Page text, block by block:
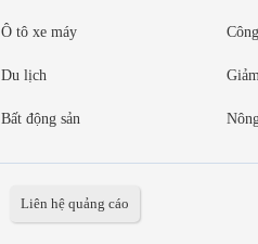
Ô tô xe máy
Du lịch
Bất động sản
Liên hệ quảng cáo